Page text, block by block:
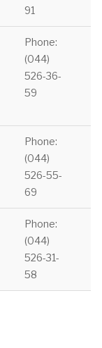
91
Phone:
(044)
526-36-
59
Phone:
(044)
526-55-
69
Phone:
(044)
526-31-
58